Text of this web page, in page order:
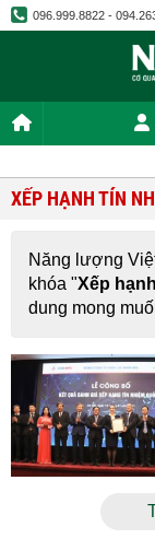
096.999.8822 -
XẾP HẠNH TÍN
Năng lượng
khóa "Xếp
dung mong